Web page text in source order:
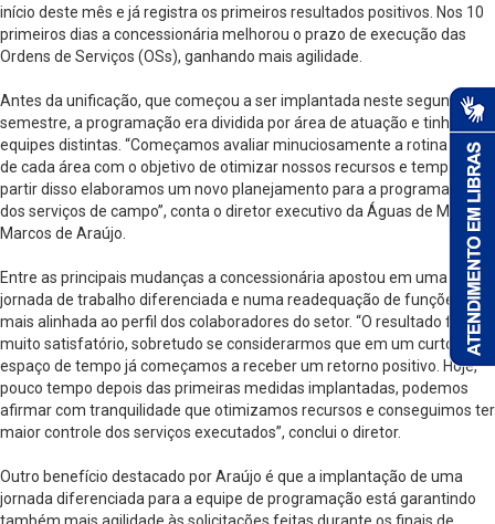
início deste mês e já registra os primeiros resultados positivos. Nos 10
primeiros dias a concessionária melhorou o prazo de execução das
Ordens de Serviços (OSs), ganhando mais agilidade.
Antes da unificação, que começou a ser implantada neste segundo
semestre, a programação era dividida por área de atuação e tinha
equipes distintas. “Começamos avaliar minuciosamente a rotina diária
de cada área com o objetivo de otimizar nossos recursos e tempo e a
partir disso elaboramos um novo planejamento para a programação
dos serviços de campo”, conta o diretor executivo da Águas de Matão,
Marcos de Araújo.
Entre as principais mudanças a concessionária apostou em uma
jornada de trabalho diferenciada e numa readequação de funções
mais alinhada ao perfil dos colaboradores do setor. “O resultado foi
muito satisfatório, sobretudo se considerarmos que em um curto
espaço de tempo já começamos a receber um retorno positivo. Hoje,
pouco tempo depois das primeiras medidas implantadas, podemos
afirmar com tranquilidade que otimizamos recursos e conseguimos ter
maior controle dos serviços executados”, conclui o diretor.
Outro benefício destacado por Araújo é que a implantação de uma
jornada diferenciada para a equipe de programação está garantindo